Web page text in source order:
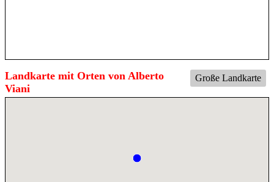
Große Landkarte
Landkarte mit Orten von Alberto
Viani